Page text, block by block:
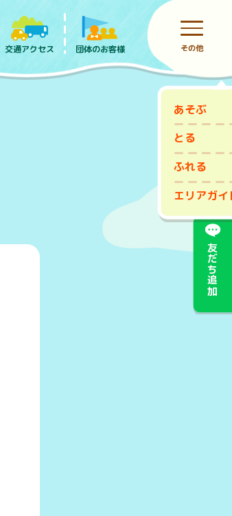
あそぶ
とる
ふれる
エリアガイ
交通アクセス 団体のお客様 その他
前売りチケット
友だち追加